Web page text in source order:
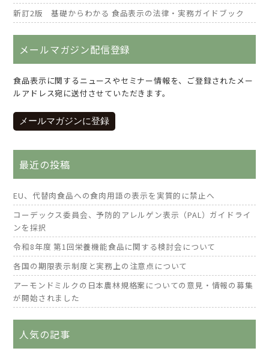
新訂2版 基礎からわかる 食品表示の法律・実務ガイドブック
メールマガジン配信登録
食品表示に関するニュースやセミナー情報を、ご登録されたメー
ルアドレス宛に送付させていただきます。
メールマガジンに登録
最近の投稿
EU、代替肉食品への食肉用語の表示を実質的に禁止へ
コーデックス委員会、予防的アレルゲン表示（PAL）ガイドライ
ンを採択
令和8年度 第1回栄養機能食品に関する検討会について
各国の期限表示制度と実務上の注意点について
アーモンドミルクの日本農林規格案についての意見・情報の募集
が開始されました
人気の記事